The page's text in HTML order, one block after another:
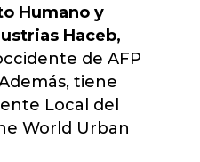
Humano y
Haceb,
de AFP
tiene
Local del
World Urban